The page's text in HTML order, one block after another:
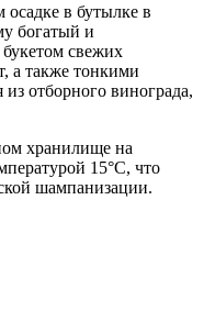
в бутылке в
богатый и
свежих
а также тонкими
отборного винограда,
хранилище на
15°C, что
шампанизации.